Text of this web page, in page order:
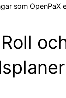
som OpenPaX